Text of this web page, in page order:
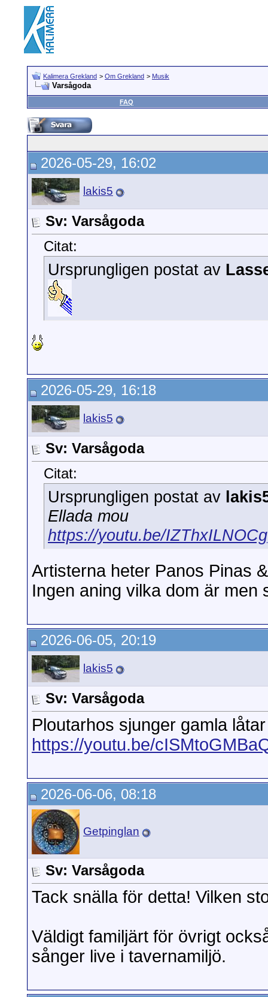
Kalimera Grekland > Om Grekland > Musik
Varsågoda
FAQ
2026-05-29, 16:02
lakis5
Sv: Varsågoda
Citat:
Ursprungligen postat av
2026-05-29, 16:18
lakis5
Sv: Varsågoda
Citat:
Ursprungligen postat av
Ellada mou
https://youtu.be/IZThxILNOCg
Artisterna heter Panos Pinas
Ingen aning vilka dom är men
2026-06-05, 20:19
lakis5
Sv: Varsågoda
Ploutarhos sjunger gamla
https://youtu.be/
2026-06-06, 08:18
Getpinglan
Sv: Varsågoda
Tack snälla för detta! Vilken
Väldigt familjärt för övrigt
sånger live i tavernamiljö.